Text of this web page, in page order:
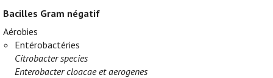
Bacilles Gram négatif
Aérobies
Entérobactéries
Citrobacter species
Enterobacter cloacae et aerogenes